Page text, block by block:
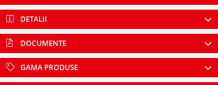
DETALII
DOCUMENTE
GAMA PRODUSE